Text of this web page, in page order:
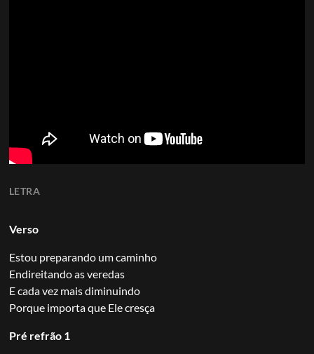
LETRA
Verso
Estou preparando um caminho
Endireitando as veredas
E cada vez mais diminuindo
Porque importa que Ele cresça
Pré refrão 1